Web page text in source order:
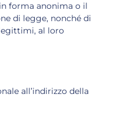
forma anonima o il
di legge, nonché di
al loro
all’indirizzo della